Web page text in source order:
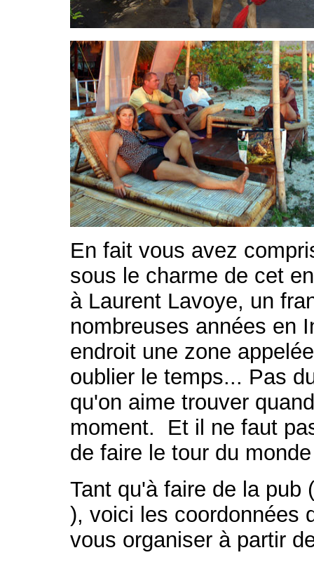
En fait vous avez
sous le charme de cet
à Laurent Lavoye, un
nombreuses années en
endroit une zone
oublier le temps... Pas
qu'on aime trouver
moment. Et il ne faut
de faire le tour du
Tant qu'à faire de la pub
), voici les coordonnées
vous organiser à partir